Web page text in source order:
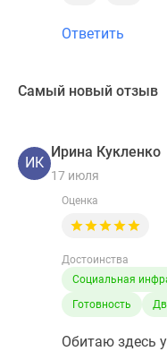
Ответить
Самый новый отзыв
ИК
Ирина Кукленко
17 июля
Оценка
Достоинства
Социальная
Готовность
Обитаю здесь